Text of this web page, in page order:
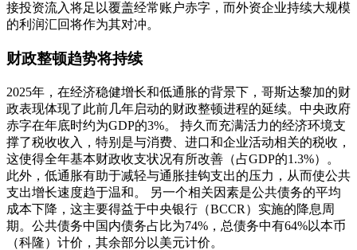
接投资流入将足以覆盖经常账户赤字，而外资企业持续大规模
的利润汇回将作为其对冲。
财政整顿趋势将持续
2025年，在经济稳健增长和低通胀的背景下，哥斯达黎加的财
政表现体现了此前几年启动的财政整顿进程的延续。中央政府
赤字在年底时约为GDP的3%。 持久而充满活力的经济环境支
撑了税收收入，特别是与消费、进口和企业活动相关的税收，
这使得全年基本财政收支状况有所改善（占GDP的1.3%）。
此外，低通胀有助于减轻与通胀挂钩支出的压力，从而使公共
支出增长速度趋于温和。 另一个相关因素是公共债务的平均
成本下降，这主要得益于中央银行（BCCR）实施的降息周
期。公共债务中国内债务占比为74%，总债务中有64%以本币
（科隆）计价，其余部分以美元计价。